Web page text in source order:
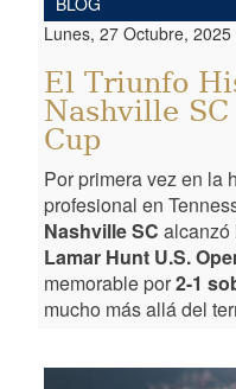
Lunes, 27 Octubre, 2025
El Triunfo
Nashville
Cup
Por primera vez en la
profesional en
Nashville SC
Lamar Hunt U.S.
memorable por2-1
mucho más allá del